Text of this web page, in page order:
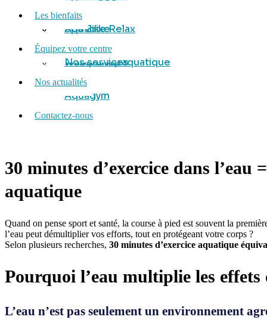
Spa Bike Relax
Water Step
Aquabike
Trampoline aquatique
Aquagym
Les bienfaits
Équipez votre centre
Nos services
Nos actualités
Contactez-nous
30 minutes d’exercice dans
aquatique
Quand on pense sport et santé, la course à pied est souvent la
l’eau peut démultiplier vos efforts, tout en protégeant votre corps ?
Selon plusieurs recherches, 30 minutes d’exercice aquatique
Pourquoi l’eau multiplie les effets
L’eau n’est pas seulement un environnement